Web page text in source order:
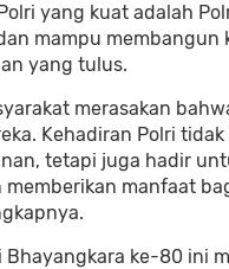
yang kuat adalah
mampu membangun
yang tulus.
merasakan
Kehadiran Polri
tetapi juga hadir
memberikan manfaat
Bhayangkara ke-80 ini